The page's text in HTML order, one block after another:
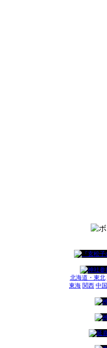
北海道・東北
東海 関西 中国